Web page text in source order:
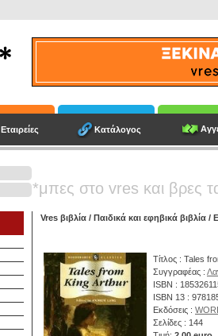
Εταιρείες Κατάλογος
*μπες στο vres και βρες
Vres βιβλία / Παιδικά και εφηβικά βιβλία /
Τίτλος : Tales
Συγγραφέας :
ISBN :
ISBN 13 :
Εκδόσεις :
Σελίδες : 144